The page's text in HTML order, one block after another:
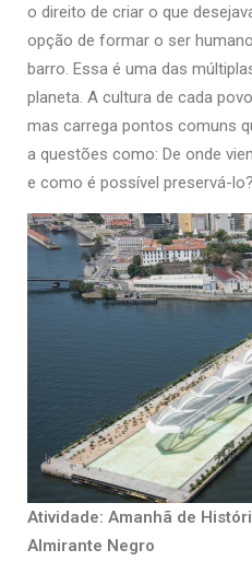
o direito de criar o que
opção de formar o ser
barro. Essa é uma das
planeta. A cultura de cada
mas carrega pontos comuns
a questões como: De onde
e como é possível preservá-lo?
Atividade: Amanhã de
Almirante Negro